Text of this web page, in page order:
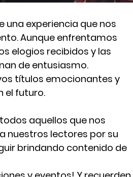
una experiencia que nos
Aunque enfrentamos
elogios recibidos y las
de entusiasmo.
títulos emocionantes y
el futuro.
aquellos que nos
nuestros lectores por su
brindando contenido de